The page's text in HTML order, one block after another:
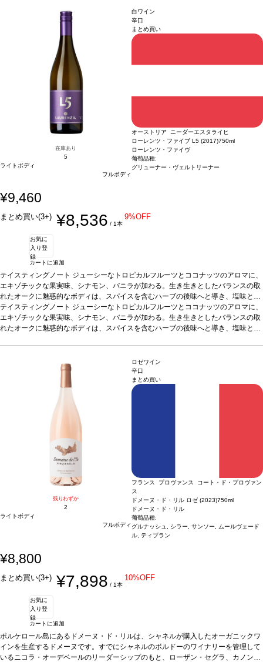
在庫あり
5
ライトボディ
フルボディ
白ワイン
辛口
まとめ買い
オーストリア ニーダーエスタライヒ
ローレンツ・ファイブ L5 (2017)750ml
ローレンツ・ファイヴ
葡萄品種:
グリューナー・ヴェルトリーナー
¥9,460
まとめ買い(3+) ¥8,536 / 1本
9%OFF
お気に
入り登
録
カートに追加
テイスティングノート ジューシーなトロピカルフルーツとココナッツのアロマに、
エキゾチックな果実味、シナモン、バニラが加わる。生き生きとしたバランスの取
れたオークに魅惑的なボディは、スパイスを含むハーブの後味へと導き、塩味とミ
ネラルの余韻が続く。熟成のポテンシャルを持つ一本。 葡萄品種100% グリュー
ナー・ヴェルトリーナー*本ヴィンテージが在庫切れの場合、在庫があり価格が同
様の場合は自動的に次のヴィンテージに変更されます、ご了承ください。
テイスティングノート ジューシーなトロピカルフルーツとココナッツのアロマに、
エキゾチックな果実味、シナモン、バニラが加わる。生き生きとしたバランスの取
れたオークに魅惑的なボディは、スパイスを含むハーブの後味へと導き、塩味とミ
様の場合は自動的に次のヴィンテージに変更されます、ご了承ください。
残りわずか
2
ライトボディ
フルボディ
ロゼワイン
辛口
まとめ買い
フランス プロヴァンス コート・ド・プロヴァン
ス
ドメーヌ・ド・リル ロゼ (2023)750ml
ドメーヌ・ド・リル
葡萄品種:
グルナッシュ, シラー, サンソー, ムールヴェード
ル, ティブラン
¥8,800
まとめ買い(3+) ¥7,898 / 1本
10%OFF
お気に
入り登
録
カートに追加
ポルケロール島にあるドメーヌ・ド・リルは、シャネルが購入したオーガニックワ
インを生産するドメーヌです。すでにシャネルのボルドーのワイナリーを管理して
いるニコラ・オーデベールのリーダーシップのもと、ローザン・セグラ、カノン、